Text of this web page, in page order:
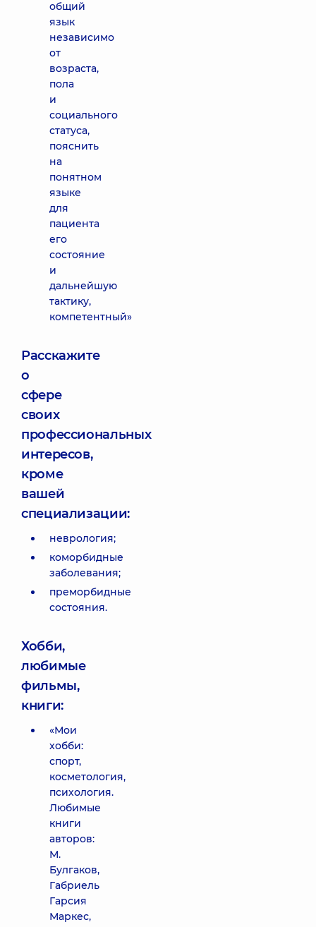
общий
язык
независимо
от
возраста,
пола
и
социального
статуса,
пояснить
на
понятном
языке
для
пациента
его
состояние
и
дальнейшую
тактику,
компетентный»
Расскажите
о
сфере
своих
профессиональных
интересов,
кроме
вашей
специализации:
неврология;
коморбидные
заболевания;
преморбидные
состояния.
Хобби,
любимые
фильмы,
книги:
«Мои
хобби:
спорт,
косметология,
психология.
Любимые
книги
авторов:
М.
Булгаков,
Габриель
Гарсия
Маркес,